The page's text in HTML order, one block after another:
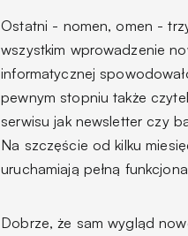
Ostatni - nomen, omen -
wszystkim wprowadzenie
informatycznej
pewnym stopniu także
serwisu jak newsletter czy
Na szczęście od kilku
uruchamiają pełną
Dobrze, że sam wygląd